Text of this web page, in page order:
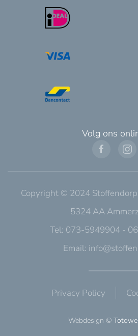
Volg ons
Copyright © 2024 Stoffendorp
5324 AA
Tel: 073-5949904 -
Email:
Privacy Policy
Webdesign ©